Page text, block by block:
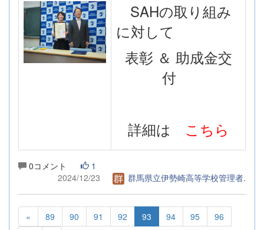
SAHの取り組み
に対して
表彰 ＆ 助成金交
付
詳細は こちら
0コメント
1
2024/12/23
群馬県立伊勢崎高等学校管理者.
« 89 90 91 92 93 94 95
96